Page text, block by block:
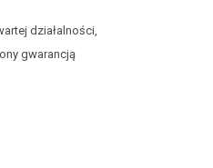
działalności,
gwarancją